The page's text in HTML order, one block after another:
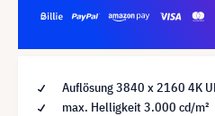
Auflösung 3840 x 2160 4K
max. Helligkeit 3.000 cd/m²